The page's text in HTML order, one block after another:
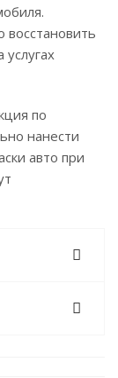
восстановить
по
нанести
авто при